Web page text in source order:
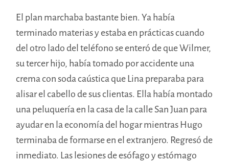
El plan marchaba bastante bien. Ya había
terminado materias y estaba en prácticas cuando
del otro lado del teléfono se enteró de que Wilmer,
su tercer hijo, había tomado por accidente una
crema con soda caústica que Lina preparaba para
alisar el cabello de sus clientas. Ella había montado
una peluquería en la casa de la calle San Juan para
ayudar en la economía del hogar mientras Hugo
terminaba de formarse en el extranjero. Regresó de
inmediato. Las lesiones de esófago y estómago